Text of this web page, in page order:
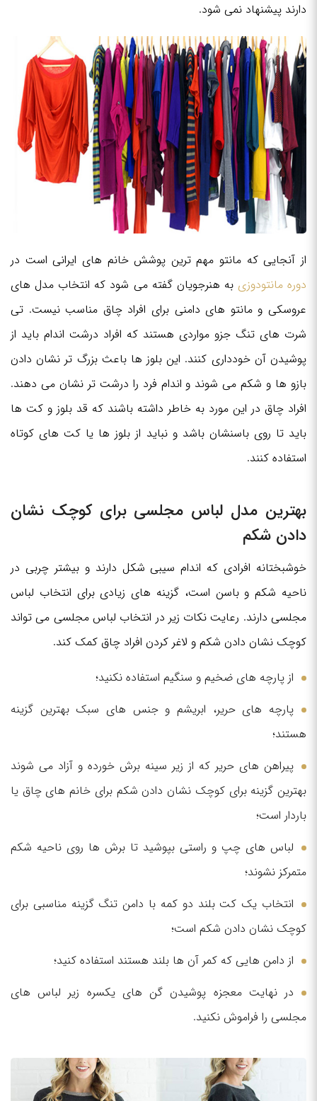
دارند پیشنهاد نمی شود.
از آنجایی که مانتو مهم ترین پوشش خانم های ایرانی است در
دوره مانتودوزی به هنرجویان گفته می شود که انتخاب مدل های
عروسکی و مانتو های دامنی برای افراد چاق مناسب نیست. تی
شرت های تنگ جزو مواردی هستند که افراد درشت اندام باید از
پوشیدن آن خودداری کنند. این بلوز ها باعث بزرگ تر نشان دادن
بازو ها و شکم می شوند و اندام فرد را درشت تر نشان می دهند.
افراد چاق در این مورد به خاطر داشته باشند که قد بلوز و کت ها
باید تا روی باسنشان باشد و نباید از بلوز ها یا کت های کوتاه
استفاده کنند.
بهترین مدل لباس مجلسی برای کوچک نشان
دادن شکم
خوشبختانه افرادی که اندام سیبی شکل دارند و بیشتر چربی در
ناحیه شکم و باسن است، گزینه های زیادی برای انتخاب لباس
مجلسی دارند. رعایت نکات زیر در انتخاب لباس مجلسی می تواند
کوچک نشان دادن شکم و لاغر کردن افراد چاق کمک کند.
از پارچه های ضخیم و سنگیم استفاده نکنید؛
پارچه های حریر، ابریشم و جنس های سبک بهترین گزینه
هستند؛
پیراهن های حریر که از زیر سینه برش خورده و آزاد می شوند
بهترین گزینه برای کوچک نشان دادن شکم برای خانم های چاق یا
باردار است؛
لباس های چپ و راستی بپوشید تا برش ها روی ناحیه شکم
متمرکز نشوند؛
انتخاب یک کت بلند دو کمه با دامن تنگ گزینه مناسبی برای
کوچک نشان دادن شکم است؛
از دامن هایی که کمر آن ها بلند هستند استفاده کنید؛
در نهایت معجزه پوشیدن گن های یکسره زیر لباس های
مجلسی را فراموش نکنید.